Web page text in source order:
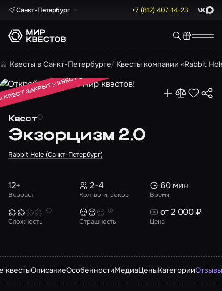
Санкт-Петербург +7 (812) 407-14-23 Max
Квесты в Санкт-Петербурге Квесты компании «Rabbit
Квест
Экзорцизм 2.0
Rabbit Hole (Санкт-Петербург)
КВЕСТ ЗАКРЫТ
КВЕСТ ЗАКРЫТ
КВЕСТ ЗАКРЫТ
Возраст
12+
Кол-во игроков
2-4
Время
60 мин
Сложность Страшность Цена
от 2 000 ₽
квестыОписаниеОсобенностиМедиаЦеныКатегорииОтзывы